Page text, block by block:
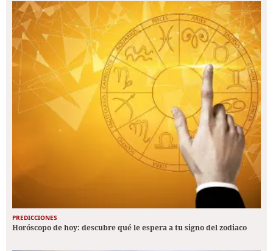
PREDICCIONES
Horóscopo de hoy: descubre qué le espera a tu signo del zodiaco